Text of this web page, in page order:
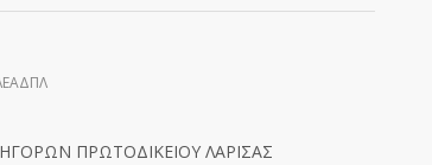
ΠΡΩΤΟΔΙΚΕΙΟΥ ΛΑΡΙΣΑΣ